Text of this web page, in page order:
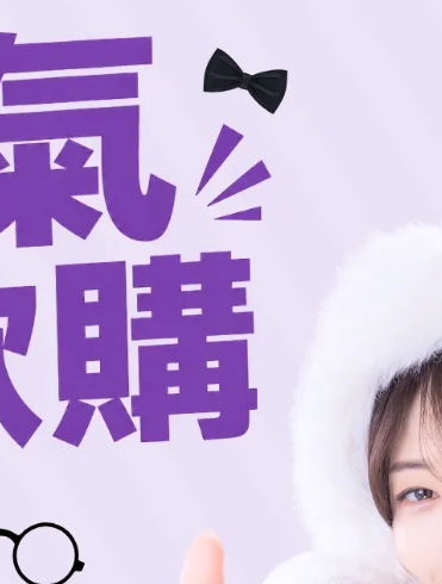
規格說明
與 舞台應援服飾的視覺吸引力 ，讓球迷在應援席上也
炎熱的球場或長時間應援歡呼時，身體依然保持乾
迅速在人群中聚焦目光， 展現你對球隊的死忠支
與凝聚力 ！妳的背號，就是對球隊最堅定的支持與
同等規格的球衣，為勝利吶喊！